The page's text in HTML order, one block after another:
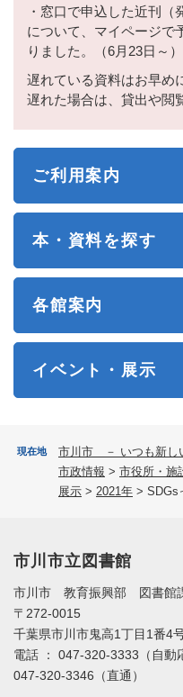
現在地 市川市 － いつも新し
市政情報 > 市役所・施
展示 > 2021年 > SDGs
・窓口で申込した近刊（
について、マイページで
りました。（6月23日～）
遅れている資料はお早め
遅れた場合は、貸出や閲
ご利用案内
本・資料を探す
各館案内
イベント・展示
市川市立図書館
市川市 教育振興部 図書館
〒272-0015
千葉県市川市鬼高1丁目1番4
電話 ： 047-320-3333（自
047-320-3346（直通）